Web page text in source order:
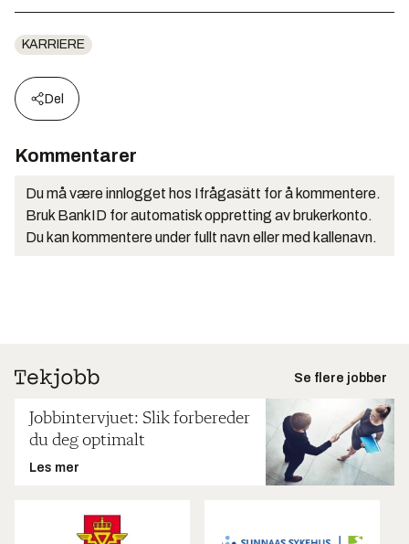
KARRIERE
Del
Kommentarer
Du må være innlogget hos Ifrågasätt for å kommentere.
Bruk BankID for automatisk oppretting av brukerkonto.
Du kan kommentere under fullt navn eller med kallenavn.
Se flere jobber
Jobbintervjuet: Slik forbereder
du deg optimalt
Les mer